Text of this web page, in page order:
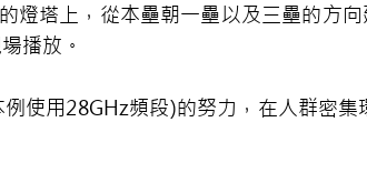
塔上，從本壘朝一壘以及三壘的方向
播放。
使用28GHz頻段)的努力，在人群密